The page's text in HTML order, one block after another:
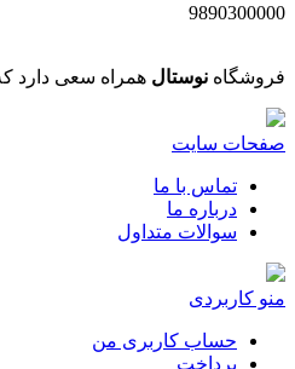
9890300000
فروشگاه نوستال همراه سعی دارد
صفحات سایت
تماس با ما
درباره ما
سوالات متداول
منو کاربردی
حساب کاربری من
پرداخت